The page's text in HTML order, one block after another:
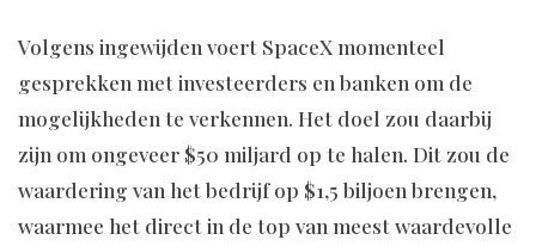
Volgens ingewijden voert SpaceX momenteel
gesprekken met investeerders en banken om de
mogelijkheden te verkennen. Het doel zou daarbij
zijn om ongeveer $50 miljard op te halen. Dit zou de
waardering van het bedrijf op $1,5 biljoen brengen,
waarmee het direct in de top van meest waardevolle